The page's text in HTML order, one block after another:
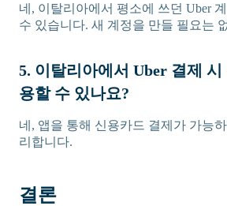
네, 이탈리아에서 평소에 쓰던 Uber
수 있습니다. 새 계정을 만들 필요는
5. 이탈리아에서 Uber 결제
용할 수 있나요?
네, 앱을 통해 신용카드 결제가 가능
리합니다.
결론